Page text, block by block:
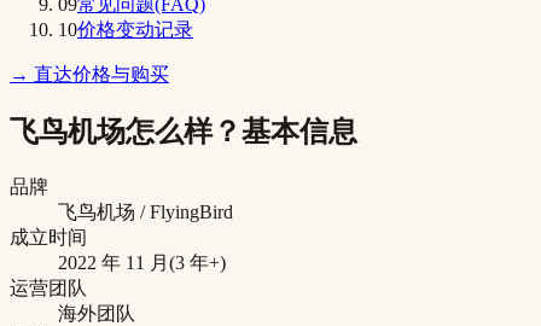
10价格变动记录
→ 直达价格与购买
飞鸟机场怎么样？基本信息
品牌
飞鸟机场 / FlyingBird
成立时间
2022 年 11 月(3 年+)
运营团队
海外团队